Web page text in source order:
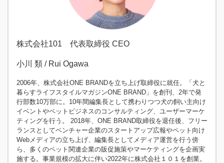
株式会社101 代表取締役 CEO
小川 類 / Rui Ogawa
2006年、株式会社ONE BRANDを立ち上げ取締役に就任。「犬と
暮らすライフスタイルマガジンONE BRAND」を創刊、2年で発
行部数10万部に。10年間編集長として携わりつつ犬の飼い主向け
イベントやペットビジネスのコンサルティング、ユーザーマーケ
ティングを行う。 2018年、ONE BRAND取締役を退任後、フリー
ランスとしてベンチャー企業のスタートアップ広報やペット向け
Webメディアの立ち上げ、編集長としてメディア運営を行う傍
ら、多くのペット関連企業の販促施策やマーケティングを企画実
施する。事業規模の拡大に伴い2022年に株式会社１０１を創業。